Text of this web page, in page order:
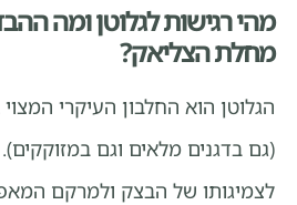
מהי רגישות לגלוטן ומה
מחלת הצליאק?
הגלוטן הוא החלבון העיקרי המצוי
(גם בדגנים מלאים וגם במזוקקים).
לצמיגותו של הבצק ולמרקם